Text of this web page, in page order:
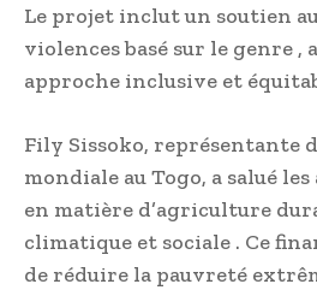
Le projet inclut un soutien
violences basé sur le genre ,
approche inclusive et
Fily Sissoko, représentante
mondiale au Togo, a salué
en matière d’agriculture
climatique et sociale . Ce
de réduire la pauvreté